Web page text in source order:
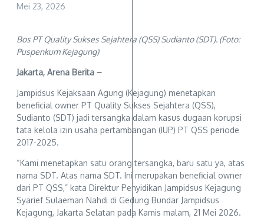
Mei 23, 2026
Bos PT Quality Sukses Sejahtera (QSS) Sudianto (SDT). (Foto:
Puspenkum Kejagung)
Jakarta, Arena Berita –
Jampidsus Kejaksaan Agung (Kejagung) menetapkan
beneficial owner PT Quality Sukses Sejahtera (QSS),
Sudianto (SDT) jadi tersangka dalam kasus dugaan korupsi
tata kelola izin usaha pertambangan (IUP) PT QSS periode
2017-2025.
“Kami menetapkan satu orang tersangka, baru satu ya, atas
nama SDT. Atas nama SDT. Ini merupakan beneficial owner
dari PT QSS,” kata Direktur Penyidikan Jampidsus Kejagung
Syarief Sulaeman Nahdi di Gedung Bundar Jampidsus
Kejagung, Jakarta Selatan pada Kamis malam, 21 Mei 2026.